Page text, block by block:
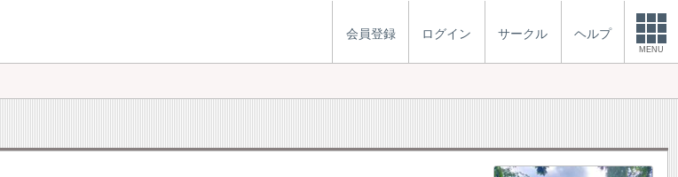
会員登録 ログイン サークル ヘルプ
MENU